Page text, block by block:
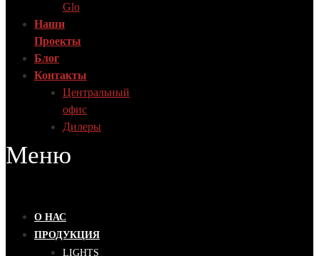
Glo
Наши
Проекты
Блог
Контакты
Центральный
офис
Дилеры
Меню
О НАС
ПРОДУКЦИЯ
LIGHTS